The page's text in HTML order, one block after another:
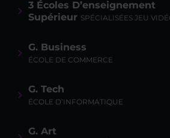
3 Écoles D’enseignement
Supérieur SPÉCIALISÉES JEU
G. Business
ÉCOLE DE COMMERCE
G. Tech
ÉCOLE D’INFORMATIQUE
G. Art